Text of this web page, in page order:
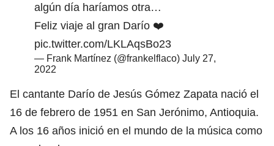
algún día haríamos otra…
Feliz viaje al gran Darío ❤️
pic.twitter.com/LKLAqsBo23
— Frank Martínez (@frankelflaco) July 27,
2022
El cantante Darío de Jesús Gómez Zapata nació el
16 de febrero de 1951 en San Jerónimo, Antioquia.
A los 16 años inició en el mundo de la música como